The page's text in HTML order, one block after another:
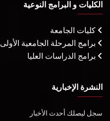
الكليات و البرامج النوعية
كليات الجامعة
برامج المرحلة الجامعية الأولى
برامج الدراسات العليا
النشرة الإخبارية
سجل ليصلك أحدث الأخبار